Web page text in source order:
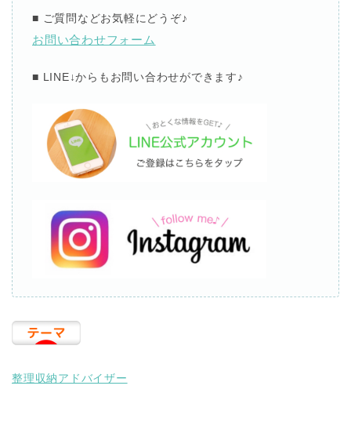
■ ご質問などお気軽にどうぞ♪
お問い合わせフォーム
■ LINE↓からもお問い合わせができます♪
整理収納アドバイザー